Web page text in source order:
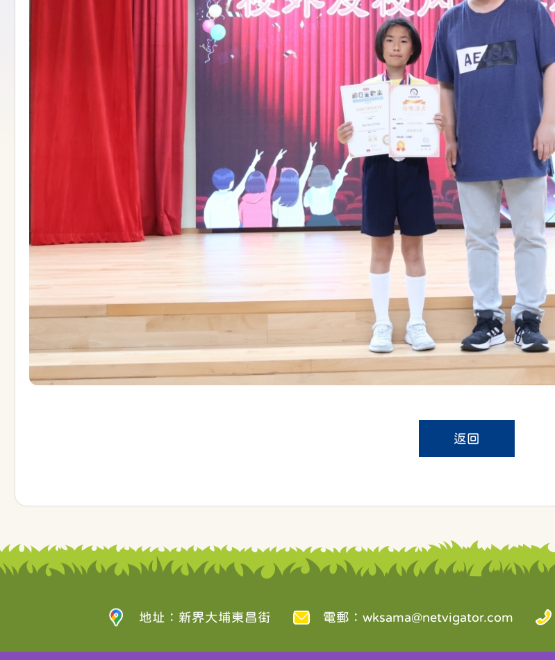
返回
地址：新界大埔東昌街 電郵： wksama@netvigator.com